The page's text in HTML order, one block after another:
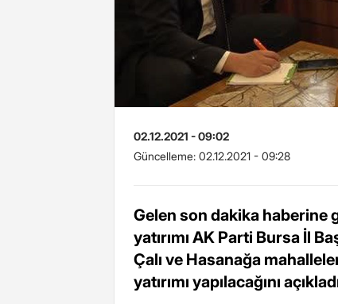
02.12.2021 - 09:02
Güncelleme: 02.12.2021 - 09:28
Gelen son dakika haberine
yatırımı AK Parti Bursa İl
Çalı ve Hasanağa
yatırımı yapılacağını